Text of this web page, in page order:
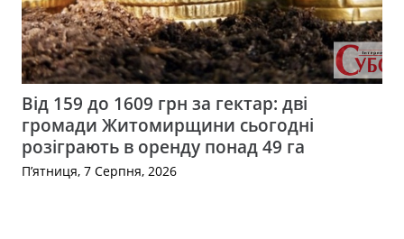
Від 159 до 1609 грн за гектар: дві
громади Житомирщини сьогодні
розіграють в оренду понад 49 га
П’ятниця, 7 Серпня, 2026